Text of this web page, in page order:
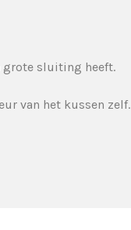
grote sluiting heeft.
van het kussen zelf.